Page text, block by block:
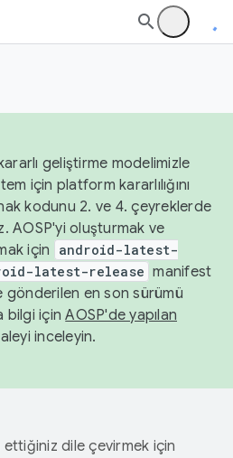
geliştirme modelimizle
için platform kararlılığını
kodunu 2. ve 4. çeyreklerde
AOSP'yi oluşturmak ve
için
android-latest-
latest-release manifest
gönderilen en son sürümü
bilgi içinAOSP'de yapılan
inceleyin.
dile çevirmek için